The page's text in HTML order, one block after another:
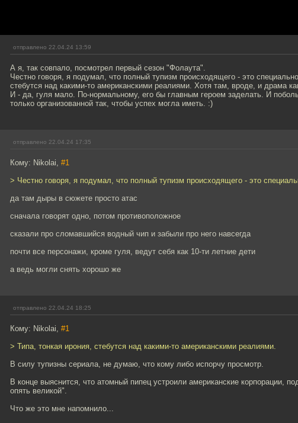
отправлено 22.04.24 13:59
А я, так совпало, посмотрел первый сезон "Фолаута".
Честно говоря, я подумал, что полный тупизм происходящего - это
стебутся над какими-то американскими реалиями. Хотя там, вроде, и драма
И - да, гуля мало. По-нормальному, его бы главным героем заделать. И
только организованной так, чтобы успех могла иметь. :)
отправлено 22.04.24 17:35
Кому: Nikolai, #1
> Честно говоря, я подумал, что полный тупизм происходящего - это
да там дыры в сюжете просто атас
сначала говорят одно, потом противоположное
сказали про сломавшийся водный чип и забыли про него навсегда
почти все персонажи, кроме гуля, ведут себя как 10-ти летние дети
а ведь могли снять хорошо же
отправлено 22.04.24 18:25
Кому: Nikolai, #1
> Типа, тонкая ирония, стебутся над какими-то американскими реалиями.
В силу тупизны сериала, не думаю, что кому либо испорчу просмотр.
В конце выяснится, что атомный пипец устроили американские корпорации,
опять великой".
Что же это мне напомнило...